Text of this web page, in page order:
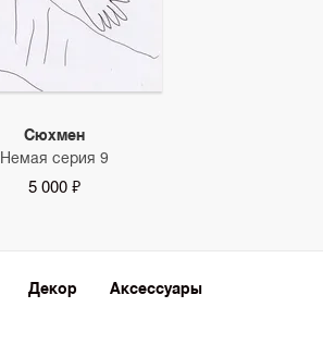
Сюхмен
Немая серия 9
5 000 ₽
Декор Аксессуары